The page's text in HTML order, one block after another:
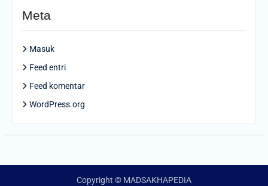
Meta
Masuk
Feed entri
Feed komentar
WordPress.org
Copyright © MADSAKHAPEDIA